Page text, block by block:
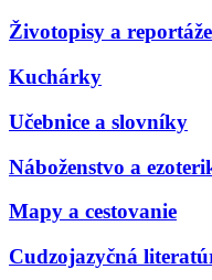
Životopisy a reportáže
Kuchárky
Učebnice a slovníky
Náboženstvo a
Mapy a cestovanie
Cudzojazyčná